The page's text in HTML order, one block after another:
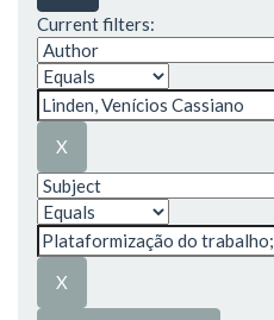
Current filters: